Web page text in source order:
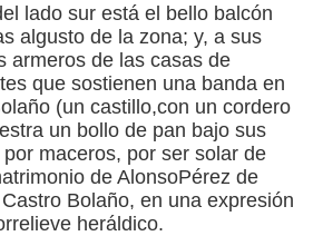
lado sur está el bello balcón
algusto de la zona; y, a sus
armeros de las casas de
que sostienen una banda en
(un castillo,con un cordero
un bollo de pan bajo sus
maceros, por ser solar de
de AlonsoPérez de
Bolaño, en una expresión
heráldico.